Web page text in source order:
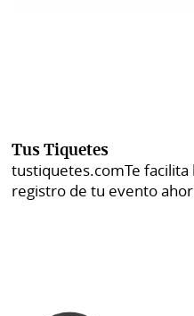
Tus Tiquetes
tustiquetes.comTe
registro de tu evento